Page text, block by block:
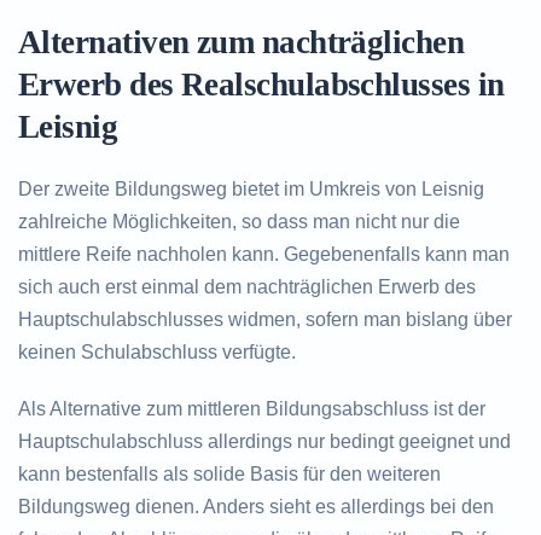
Alternativen zum nachträglichen
Erwerb des Realschulabschlusses in
Leisnig
Der zweite Bildungsweg bietet im Umkreis von Leisnig
zahlreiche Möglichkeiten, so dass man nicht nur die
mittlere Reife nachholen kann. Gegebenenfalls kann man
sich auch erst einmal dem nachträglichen Erwerb des
Hauptschulabschlusses widmen, sofern man bislang über
keinen Schulabschluss verfügte.
Als Alternative zum mittleren Bildungsabschluss ist der
Hauptschulabschluss allerdings nur bedingt geeignet und
kann bestenfalls als solide Basis für den weiteren
Bildungsweg dienen. Anders sieht es allerdings bei den